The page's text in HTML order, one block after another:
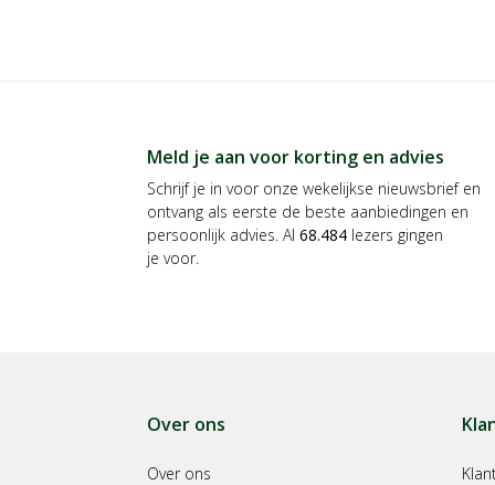
Meld je aan voor korting en advies
Schrijf je in voor onze wekelijkse nieuwsbrief en
ontvang als eerste de beste aanbiedingen en
persoonlijk advies. Al 68.484 lezers gingen
je voor.
Over ons
Over ons